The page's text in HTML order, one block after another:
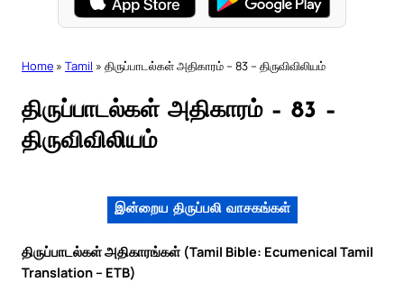
Home » Tamil » திருப்பாடல்கள் அதிகாரம் – 83 – திருவிவிலியம்
திருப்பாடல்கள் அதிகாரம் – 83 –
திருவிவிலியம்
இன்றைய திருப்பலி வாசகங்கள்
திருப்பாடல்கள் அதிகாரங்கள் (Tamil Bible: Ecumenical Tamil
Translation – ETB)